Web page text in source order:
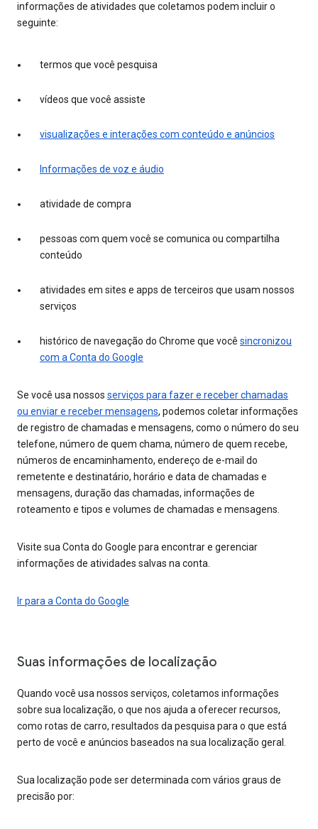
informações de atividades que coletamos podem incluir o
seguinte:
termos que você pesquisa
vídeos que você assiste
visualizações e interações com conteúdo e anúncios
Informações de voz e áudio
atividade de compra
pessoas com quem você se comunica ou compartilha
conteúdo
atividades em sites e apps de terceiros que usam nossos
serviços
histórico de navegação do Chrome que você sincronizou
com a Conta do Google
Se você usa nossos serviços para fazer e receber chamadas
ou enviar e receber mensagens, podemos coletar informações
de registro de chamadas e mensagens, como o número do seu
telefone, número de quem chama, número de quem recebe,
números de encaminhamento, endereço de e-mail do
remetente e destinatário, horário e data de chamadas e
mensagens, duração das chamadas, informações de
roteamento e tipos e volumes de chamadas e mensagens.
Visite sua Conta do Google para encontrar e gerenciar
informações de atividades salvas na conta.
Ir para a Conta do Google
Suas informações de localização
Quando você usa nossos serviços, coletamos informações
sobre sua localização, o que nos ajuda a oferecer recursos,
como rotas de carro, resultados da pesquisa para o que está
perto de você e anúncios baseados na sua localização geral.
Sua localização pode ser determinada com vários graus de
precisão por: